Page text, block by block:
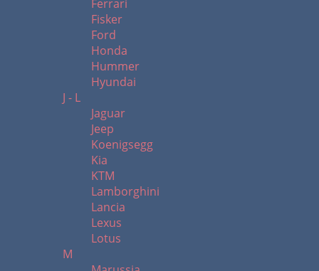
Ferrari
Fisker
Ford
Honda
Hummer
Hyundai
J - L
Jaguar
Jeep
Koenigsegg
Kia
KTM
Lamborghini
Lancia
Lexus
Lotus
M